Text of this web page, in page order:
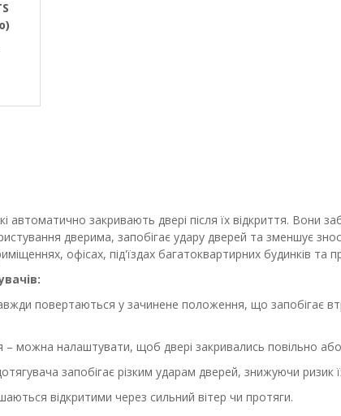
автоматично закривають двері після їх відкриття. Вони
дверима, запобігає удару дверей та зменшує знос
офісах, під'їздах багатоквартирних будинків та
повертаються у зачинене положення, що запобігає
– можна налаштувати, щоб двері закривались повільно
запобігає різким ударам дверей, знижуючи ризик
відкритими через сильний вітер чи протяги.